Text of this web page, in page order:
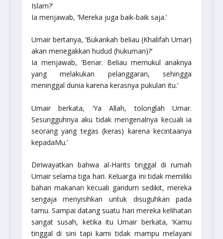
Islam?’
Ia menjawab, ‘Mereka juga baik-baik saja.’
Umair bertanya, ‘Bukankah beliau (Khalifah Umar)
akan menegakkan hudud (hukuman)?’
Ia menjawab, ‘Benar. Beliau memukul anaknya
yang melakukan pelanggaran, sehingga
meninggal dunia karena kerasnya pukulan itu.’
Umair berkata, ‘Ya Allah, tolonglah Umar.
Sesungguhnya aku tidak mengenalnya kecuali ia
seorang yang tegas (keras) karena kecintaanya
kepadaMu.’
Diriwayatkan bahwa al-Harits tinggal di rumah
Umair selama tiga hari. Keluarga ini tidak memiliki
bahan makanan kecuali gandum sedikit, mereka
sengaja menyisihkan untuk disuguhkan pada
tamu. Sampai datang suatu hari mereka kelihatan
sangat susah, ketika itu Umair berkata, ‘Kamu
tinggal di sini tapi kami tidak mampu melayani